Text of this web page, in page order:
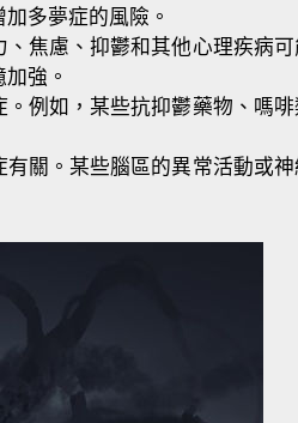
多夢症的風險。
焦慮、抑鬱和其他心理疾病
強。
例如，某些抗抑鬱藥物、嗎
關。某些腦區的異常活動或